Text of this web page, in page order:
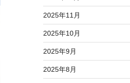
2025年11月
2025年10月
2025年9月
2025年8月